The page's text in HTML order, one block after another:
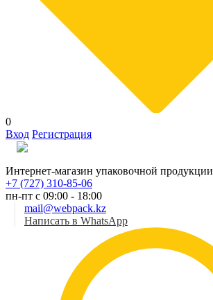
0
Вход Регистрация
Интернет-магазин упаковочной продукции
+7 (727) 310-85-06
пн-пт с 09:00 - 18:00
mail@webpack.kz
Написать в WhatsApp